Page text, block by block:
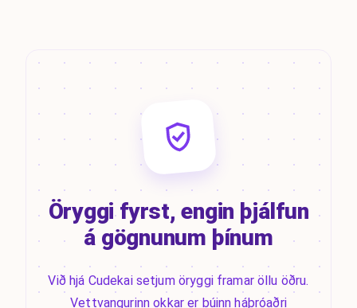
Öryggi fyrst, engin þjálfun
á gögnunum þínum
Við hjá Cudekai setjum öryggi framar öllu öðru.
Vettvangurinn okkar er búinn háþróaðri